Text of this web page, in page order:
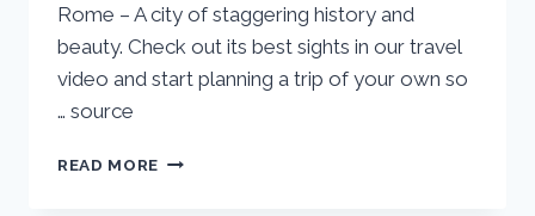
Rome – A city of staggering history and
beauty. Check out its best sights in our travel
video and start planning a trip of your own so
… source
READ MORE ROME